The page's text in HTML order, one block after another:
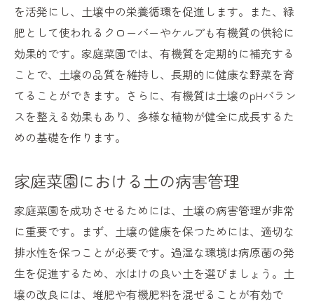
を活発にし、土壌中の栄養循環を促進します。また、緑
肥として使われるクローバーやケルプも有機質の供給に
効果的です。家庭菜園では、有機質を定期的に補充する
ことで、土壌の品質を維持し、長期的に健康な野菜を育
てることができます。さらに、有機質は土壌のpHバラン
スを整える効果もあり、多様な植物が健全に成長するた
めの基礎を作ります。
家庭菜園における土の病害管理
家庭菜園を成功させるためには、土壌の病害管理が非常
に重要です。まず、土壌の健康を保つためには、適切な
排水性を保つことが必要です。過湿な環境は病原菌の発
生を促進するため、水はけの良い土を選びましょう。土
壌の改良には、堆肥や有機肥料を混ぜることが有効で